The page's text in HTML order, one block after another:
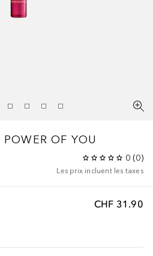
POWER OF YOU
0 (0)
Les prix incluent les taxes
CHF 31.90